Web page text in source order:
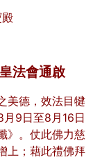
法會通啟
美德，效法目犍
9日至8月16日
》。仗此佛力慈
上；藉此禮佛拜